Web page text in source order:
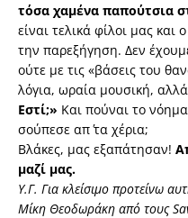
τόσα χαμένα παπούτσια
είναι τελικά φίλοι μας
την παρεξήγηση. Δεν
ούτε με τις «βάσεις του
λόγια, ωραία μουσική, αλλά
Εστί;» Και πούναι το
σούπεσε απ΄ τα χέρια;
Βλάκες, μας εξαπάτησαν!
μαζί μας.
Υ.Γ. Για κλείσιμο προτείνω
Μίκη Θεοδωράκη από τους